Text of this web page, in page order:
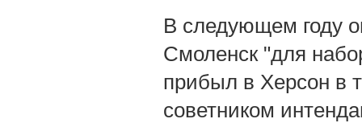
В следующем году
Смоленск "для
прибыл в Херсон в
советником